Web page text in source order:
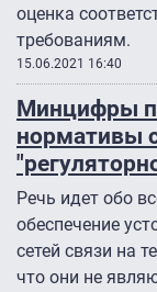
оценка
требованиям.
15.06.2021 16:40
Минцифры
нормативы
Речь идет обо
обеспечение
сетей связи на
что они не